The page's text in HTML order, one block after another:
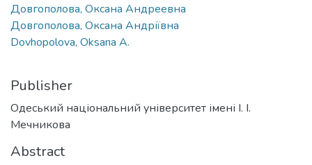
Довгополова, Оксана Андреевна
Довгополова, Оксана Андріївна
Dovhopolova, Oksana A.
Publisher
Одеський національний університет імені І. І.
Мечникова
Abstract